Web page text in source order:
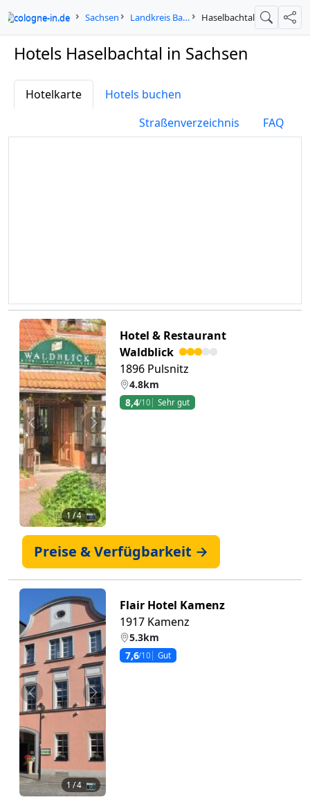
cologne-in.de Sachsen Landkreis Bautzen Haselbachtal Suche
Hotels Haselbachtal in Sachsen
Hotelkarte
Hotels buchen
Straßenverzeichnis
FAQ
Zurück Weiter
1 / 4 📷
Hotel & Restaurant
Waldblick
1896 Pulsnitz
4.8km
8,4/10 Sehr gut
Preise & Verfügbarkeit →
Zurück Weiter
1 / 4 📷
Flair Hotel Kamenz
1917 Kamenz
5.3km
7,6/10 Gut